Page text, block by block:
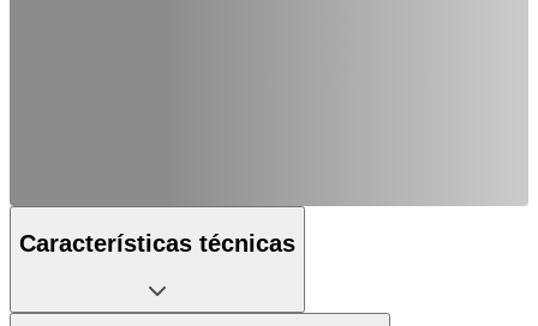
Características técnicas